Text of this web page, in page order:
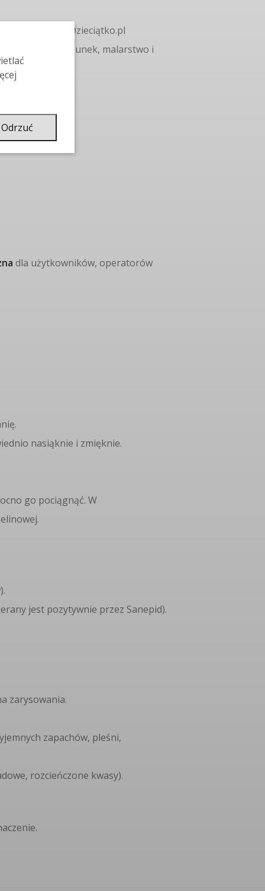
współpracy z Dzieciątko.pl
uprawia też rysunek, malarstwo i
dla użytkowników, operatorów
nasiąknie i zmięknie.
go pociągnąć. W
jest pozytywnie przez Sanepid).
zarysowania.
zapachów, pleśni,
rozcieńczone kwasy).
Odrzuć